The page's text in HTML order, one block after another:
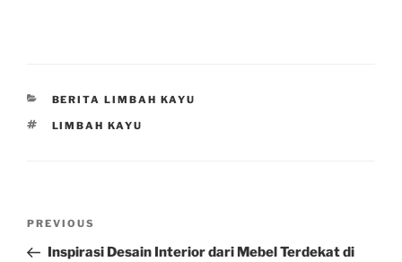
CATEGORIES
BERITA LIMBAH KAYU
TAGS
LIMBAH KAYU
Previous
Post
PREVIOUS
Inspirasi Desain Interior dari Mebel Terdekat di